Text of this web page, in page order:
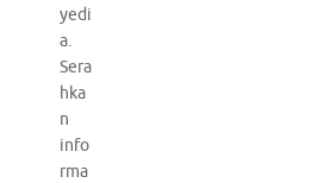
yedi
a.
Sera
hka
n
info
rma